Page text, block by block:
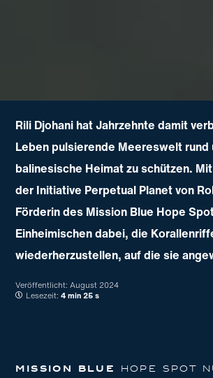
Rili Djohani hat Jahrzehnte damit
Leben pulsierende Meereswelt rund
balinesische Heimat zu schützen.
der Initiative Perpetual Planet von
Förderin des Mission Blue Hope
Einheimischen dabei, die
wiederherzustellen, auf die sie
Veröffentlicht: August 2024
Lesezeit: 4 min 25 s
MISSION BLUE HOPE SPOT